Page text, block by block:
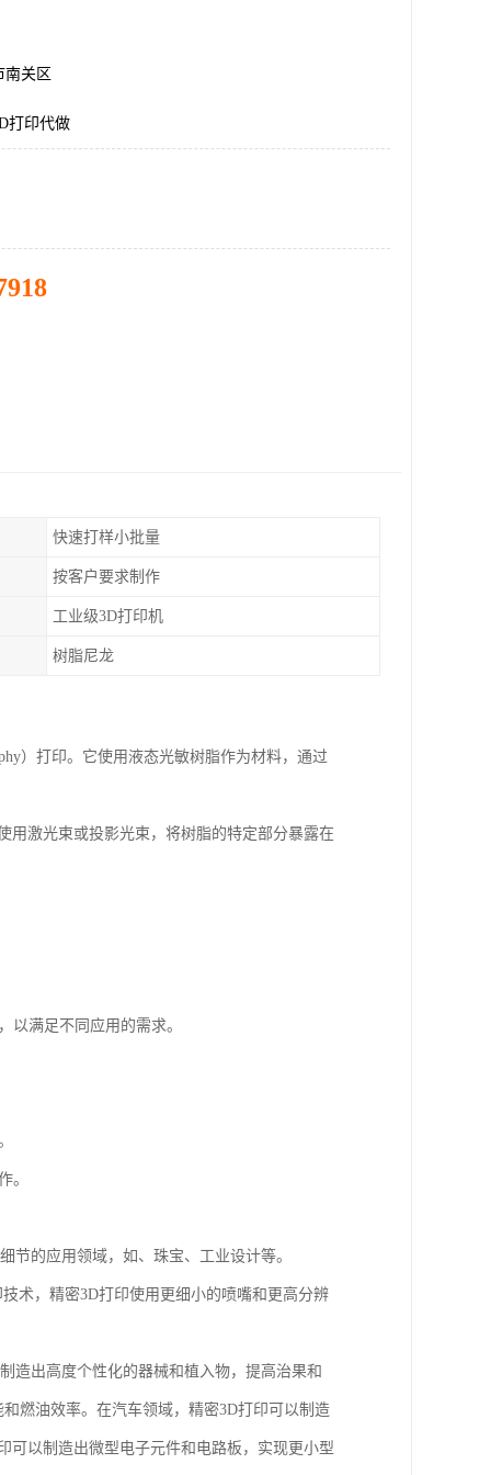
南关区
打印代做
快速打样小批量
按客户要求制作
工业级3D打印机
树脂尼龙
）打印。它使用液态光敏树脂作为材料，通过
用激光束或投影光束，将树脂的特定部分暴露在
以满足不同应用的需求。
。
节的应用领域，如、珠宝、工业设计等。
术，精密3D打印使用更细小的喷嘴和更高分辨
造出高度个性化的器械和植入物，提高治果和
燃油效率。在汽车领域，精密3D打印可以制造
可以制造出微型电子元件和电路板，实现更小型